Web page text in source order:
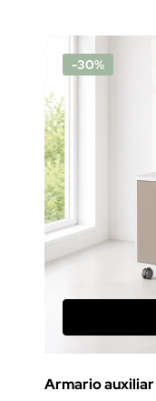
-30%
Armario auxiliar